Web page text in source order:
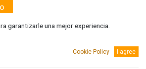
garantizarle una mejor experiencia.
Cookie Policy I agree